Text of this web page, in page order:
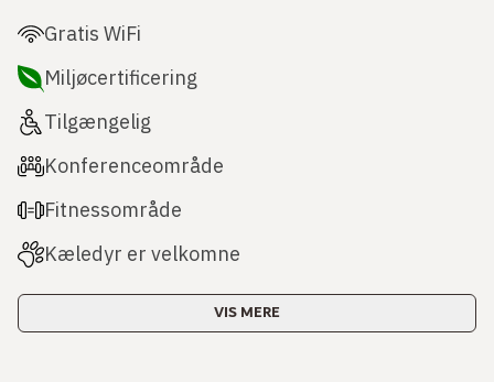
Gratis WiFi
Miljøcertificering
Tilgængelig
Konferenceområde
Fitnessområde
Kæledyr er velkomne
VIS MERE